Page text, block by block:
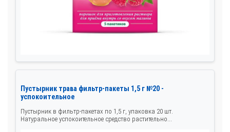
Пустырник трава фильтр-пакеты 1,5 г №20 -
успокоительное
Пустырник в фильтр-пакетах по 1,5 г, упаковка 20 шт.
Натуральное успокоительное средство растительно...